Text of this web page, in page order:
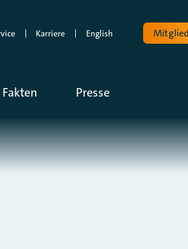
Karriere English
PresseVolltextsuche